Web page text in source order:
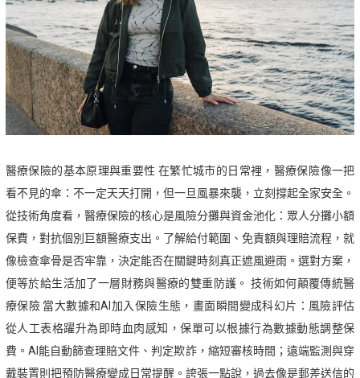
醫療保險的基本原理與重要性 在繁忙城市的日常裡，醫療保險​像一把
看不見的傘：不一定天天打開，但一旦風暴來襲，立刻撐起全家安全。
從技術角度看，醫療保險的核心是風險分攤與資金池化：眾人分攤小額
保費，對抗個別巨額醫療支出。了解給付範圍、免責額與理賠流程，就
像檢查傘骨是否牢靠，決定能否在關鍵時刻真正遮風避雨。選對方案，
便等於給生活加了一層財務與醫療的雙重防護。 技術如何顛覆傳統醫
療保險 當大數據和AI加入保險生態，畫面瞬間變成科幻片：風險評估
從人工表格躍升為即時血肉感知，保單可以根據行為數據動態調整保
費。AI能自動篩查理賠文件、判定欺詐，縮短審核時間；遠端監測與穿
戴裝置則把預防醫療變成日常提醒。誇張一點說，過去像是郵差送信的